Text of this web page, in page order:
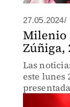
27.05.2024/
Milenio
Zúñiga,
Las
este lunes